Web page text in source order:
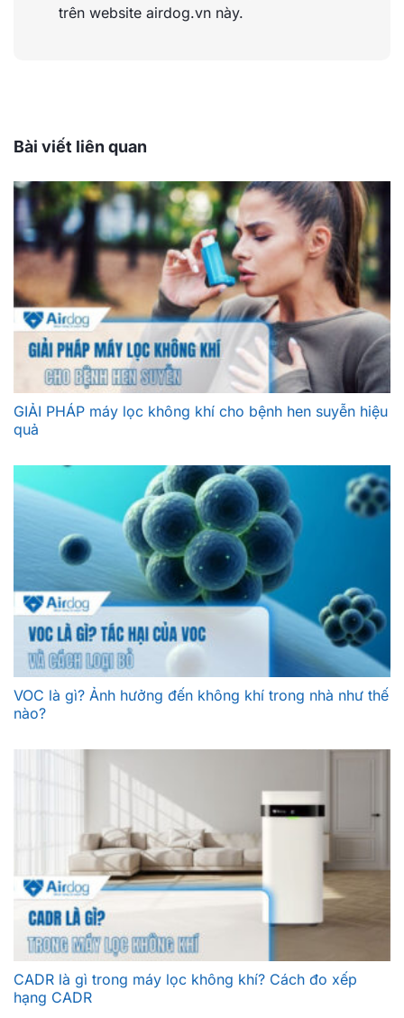
trên website airdog.vn này.
Bài viết liên quan
GIẢI PHÁP máy lọc không khí cho bệnh hen suyễn hiệu
quả
VOC là gì? Ảnh hưởng đến không khí trong nhà như thế
nào?
CADR là gì trong máy lọc không khí? Cách đo xếp
hạng CADR